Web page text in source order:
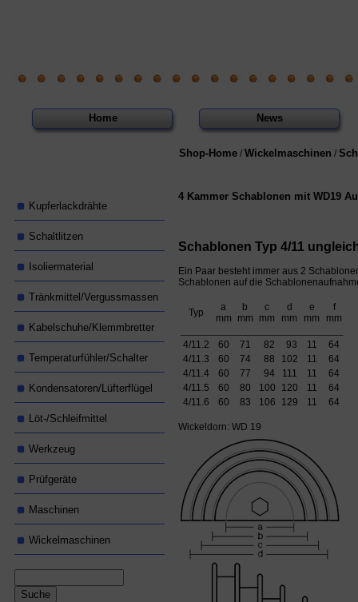
Home News
Kupferlackdrähte
Schaltlitzen
Isoliermaterial
Tränkmittel/Vergussmassen
Kabelschuhe/Klemmbretter
Temperaturfühler/Schalter
Kondensatoren/Lüfterflügel
Löt-/Schleifmittel
Werkzeug
Prüfgeräte
Maschinen
Wickelmaschinen
Shop-Home / Wickelmaschinen /
4 Kammer Schablonen mit WD19
Schablonen Typ 4/11
Ein Paar besteht immer aus 2
Schablonen auf die
Typ
a
mm
b
mm
c
mm
d
mm
e
mm
f
mm
4/11.2 60 71 82 93 11
64
4/11.3
60 74 88 102 11
64
4/11.4
60 77 94 111 11
64
4/11.5
60 80 100 120 11
64
4/11.6
60 83 106 129 11 64
Wickeldorn: WD 19